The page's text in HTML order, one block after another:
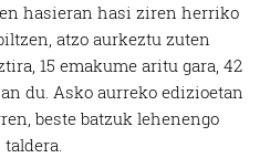
hasieran hasi ziren herriko
atzo aurkeztu zuten
15 emakume aritu gara, 42
du. Asko aurreko edizioetan
beste batzuk lehenengo